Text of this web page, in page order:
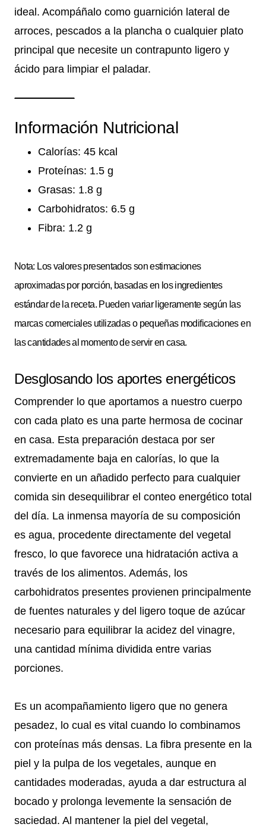
ideal. Acompáñalo como guarnición lateral de
arroces, pescados a la plancha o cualquier plato
principal que necesite un contrapunto ligero y
ácido para limpiar el paladar.
Información Nutricional
Calorías: 45 kcal
Proteínas: 1.5 g
Grasas: 1.8 g
Carbohidratos: 6.5 g
Fibra: 1.2 g
Nota: Los valores presentados son estimaciones
aproximadas por porción, basadas en los ingredientes
estándar de la receta. Pueden variar ligeramente según las
marcas comerciales utilizadas o pequeñas modificaciones en
las cantidades al momento de servir en casa.
Desglosando los aportes energéticos
Comprender lo que aportamos a nuestro cuerpo
con cada plato es una parte hermosa de cocinar
en casa. Esta preparación destaca por ser
extremadamente baja en calorías, lo que la
convierte en un añadido perfecto para cualquier
comida sin desequilibrar el conteo energético total
del día. La inmensa mayoría de su composición
es agua, procedente directamente del vegetal
fresco, lo que favorece una hidratación activa a
través de los alimentos. Además, los
carbohidratos presentes provienen principalmente
de fuentes naturales y del ligero toque de azúcar
necesario para equilibrar la acidez del vinagre,
una cantidad mínima dividida entre varias
porciones.
Es un acompañamiento ligero que no genera
pesadez, lo cual es vital cuando lo combinamos
con proteínas más densas. La fibra presente en la
piel y la pulpa de los vegetales, aunque en
cantidades moderadas, ayuda a dar estructura al
bocado y prolonga levemente la sensación de
saciedad. Al mantener la piel del vegetal,